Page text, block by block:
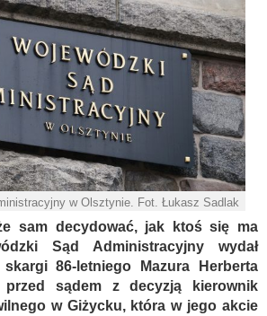
w Olsztynie. Fot. Łukasz Sadlak
sam decydować, jak ktoś się ma
Sąd Administracyjny wydał
86-letniego Mazura Herberta
przed sądem z decyzją kierownik
w Giżycku, która w jego akcie